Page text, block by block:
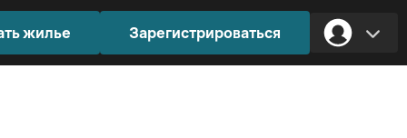
жилье Зарегистрироваться